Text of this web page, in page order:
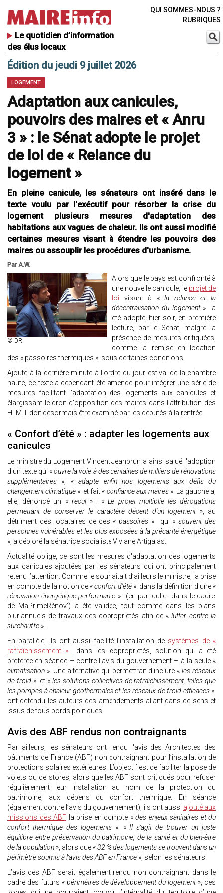
Le quotidien d’information
des élus locaux
QUI SOMMES-NOUS ?
RUBRIQUES
Édition du jeudi 9 juillet 2026
LOGEMENT
Adaptation aux canicules,
pouvoirs des maires et « Anru
3 » : le Sénat adopte le projet
de loi de « Relance du
logement »
En pleine canicule, les sénateurs ont inséré dans le
texte voulu par l'exécutif pour résorber la crise du
logement plusieurs mesures d'adaptation des
habitations aux vagues de chaleur. Ils ont aussi modifié
certaines mesures visant à étendre les pouvoirs des
maires ou assouplir les procédures d'urbanisme.
Par A.W.
© DR
Alors que le pays est confronté à
une nouvelle canicule, le projet de
loi visant à «la relance et la
décentralisation du logement » a
été adopté, hier soir, en première
lecture, par le Sénat, malgré la
présence de mesures critiquées,
comme la remise en location
des « passoires thermiques » sous certaines conditions.
Ajouté à la dernière minute à l'ordre du jour estival de la chambre
haute, ce texte a cependant été amendé pour intégrer une série de
mesures facilitant l’adaptation des logements aux canicules et
élargissant le droit d'opposition des maires dans l’attribution des
HLM. Il doit désormais être examiné par les députés à la rentrée.
« Confort d’été » : adapter les logements aux
canicules
Le ministre du Logement Vincent Jeanbrun a ainsi salué l'adoption
d'un texte qui «ouvre la voie à des centaines de milliers de rénovations
supplémentaires », «adapte enfin nos logements aux défis du
changement climatique » et fait « confiance aux maires ». La gauche a,
elle, dénoncé un « recul» : « Le projet multiplie les dérogations
permettant de conserver le caractère décent d'un logement», au
détriment des locataires de ces « passoires » qui « souvent des
personnes vulnérables et les plus exposées à la précarité énergétique
», a déploré la sénatrice socialiste Viviane Artigalas.
Actualité oblige, ce sont les mesures d'adaptation des logements
aux canicules ajoutées par les sénateurs qui ont principalement
retenu l’attention. Comme le souhaitait d’ailleurs le ministre, la prise
en compte de la notion de «confort d'été » dans la définition d'une «
rénovation énergétique performante » (en particulier dans le cadre
de MaPrimeRénov’) a été validée, tout comme dans les plans
pluriannuels de travaux des copropriétés afin de « lutter contre la
surchauffe ».
En parallèle, ils ont aussi facilité l’installation de systèmes de «
rafraîchissement »
dans les copropriétés, solution qui a été
préférée en séance – contre l’avis du gouvernement – à la seule «
climatisation ». Une alternative qui permettrait d’inclure « les réseaux
de froid » et « les solutions collectives de rafraîchissement, telles que
les pompes à chaleur géothermales et les réseaux de froid efficaces»,
ont défendu les auteurs des amendements allant dans ce sens et
issus de tous bords politiques.
Avis des ABF rendus non contraignants
Par ailleurs, les sénateurs ont rendu l'avis des Architectes des
bâtiments de France (ABF) non contraignant pour l’installation de
protections solaires extérieures. L’objectif est de faciliter la pose de
volets ou de stores, alors que les ABF sont critiqués pour refuser
régulièrement leur installation au nom de la protection du
patrimoine, aux dépens du confort thermique. En séance
(également contre l’avis du gouvernement), ils ont aussi ajouté aux
missions des ABF la prise en compte «des enjeux sanitaires et du
confort thermique des logements». «Il s’agit de trouver un juste
équilibre entre préservation du patrimoine, de la santé et du bien-être
de la population », alors que «32 % des logements se trouvent dans un
périmètre soumis à l’avis des ABF en France », selon les sénateurs.
L’avis des ABF serait également rendu non contraignant dans le
cadre des futurs «périmètres de développement du logement», ces